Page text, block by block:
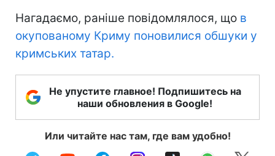
Нагадаємо, раніше повідомлялося, що в
окупованому Криму поновилися обшуки у
кримських татар.
Не упустите главное! Подпишитесь на
наши обновления в Google!
Или читайте нас там, где вам удобно!